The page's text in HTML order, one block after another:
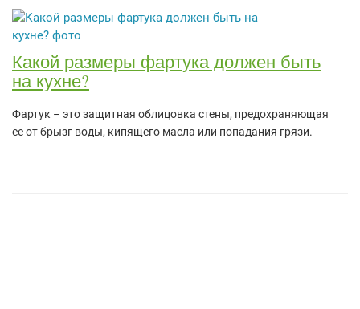
Какой размеры фартука должен быть
на кухне?
Фартук – это защитная облицовка стены, предохраняющая
ее от брызг воды, кипящего масла или попадания грязи.